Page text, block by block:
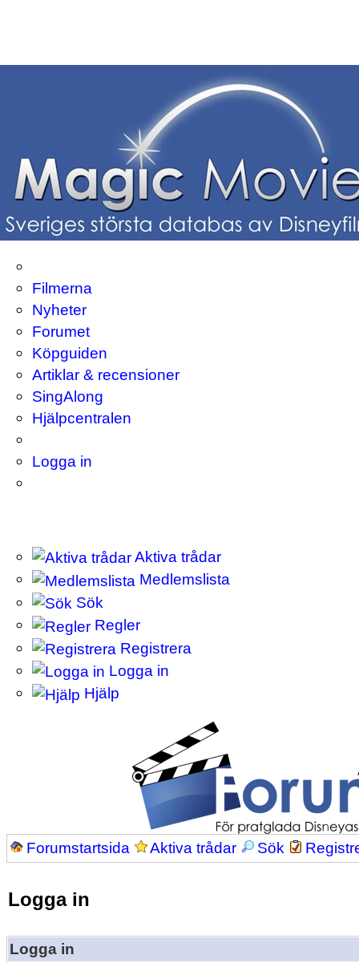
Filmerna
Nyheter
Forumet
Köpguiden
Artiklar & recensioner
SingAlong
Hjälpcentralen
Logga in
Aktiva trådar
Medlemslista
Sök
Regler
Registrera
Logga in
Hjälp
Forumstartsida Aktiva trådar Sök
Logga in
Logga in